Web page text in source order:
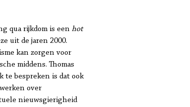
qua rijkdom is een hot
uit de jaren 2000.
kan zorgen voor
middens. Thomas
te bespreken is dat ook
over
nieuwsgierigheid